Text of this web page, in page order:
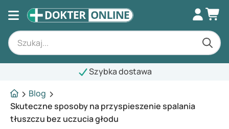
Szybka dostawa
Blog
Skuteczne sposoby na przyspieszenie spalania
tłuszczu bez uczucia głodu